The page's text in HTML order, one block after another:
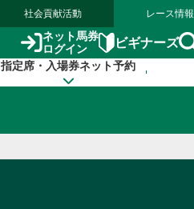
社会貢献活動 レース情報
ネット馬券
ログイン
ビギナーズ
指定席・入場券ネット予約